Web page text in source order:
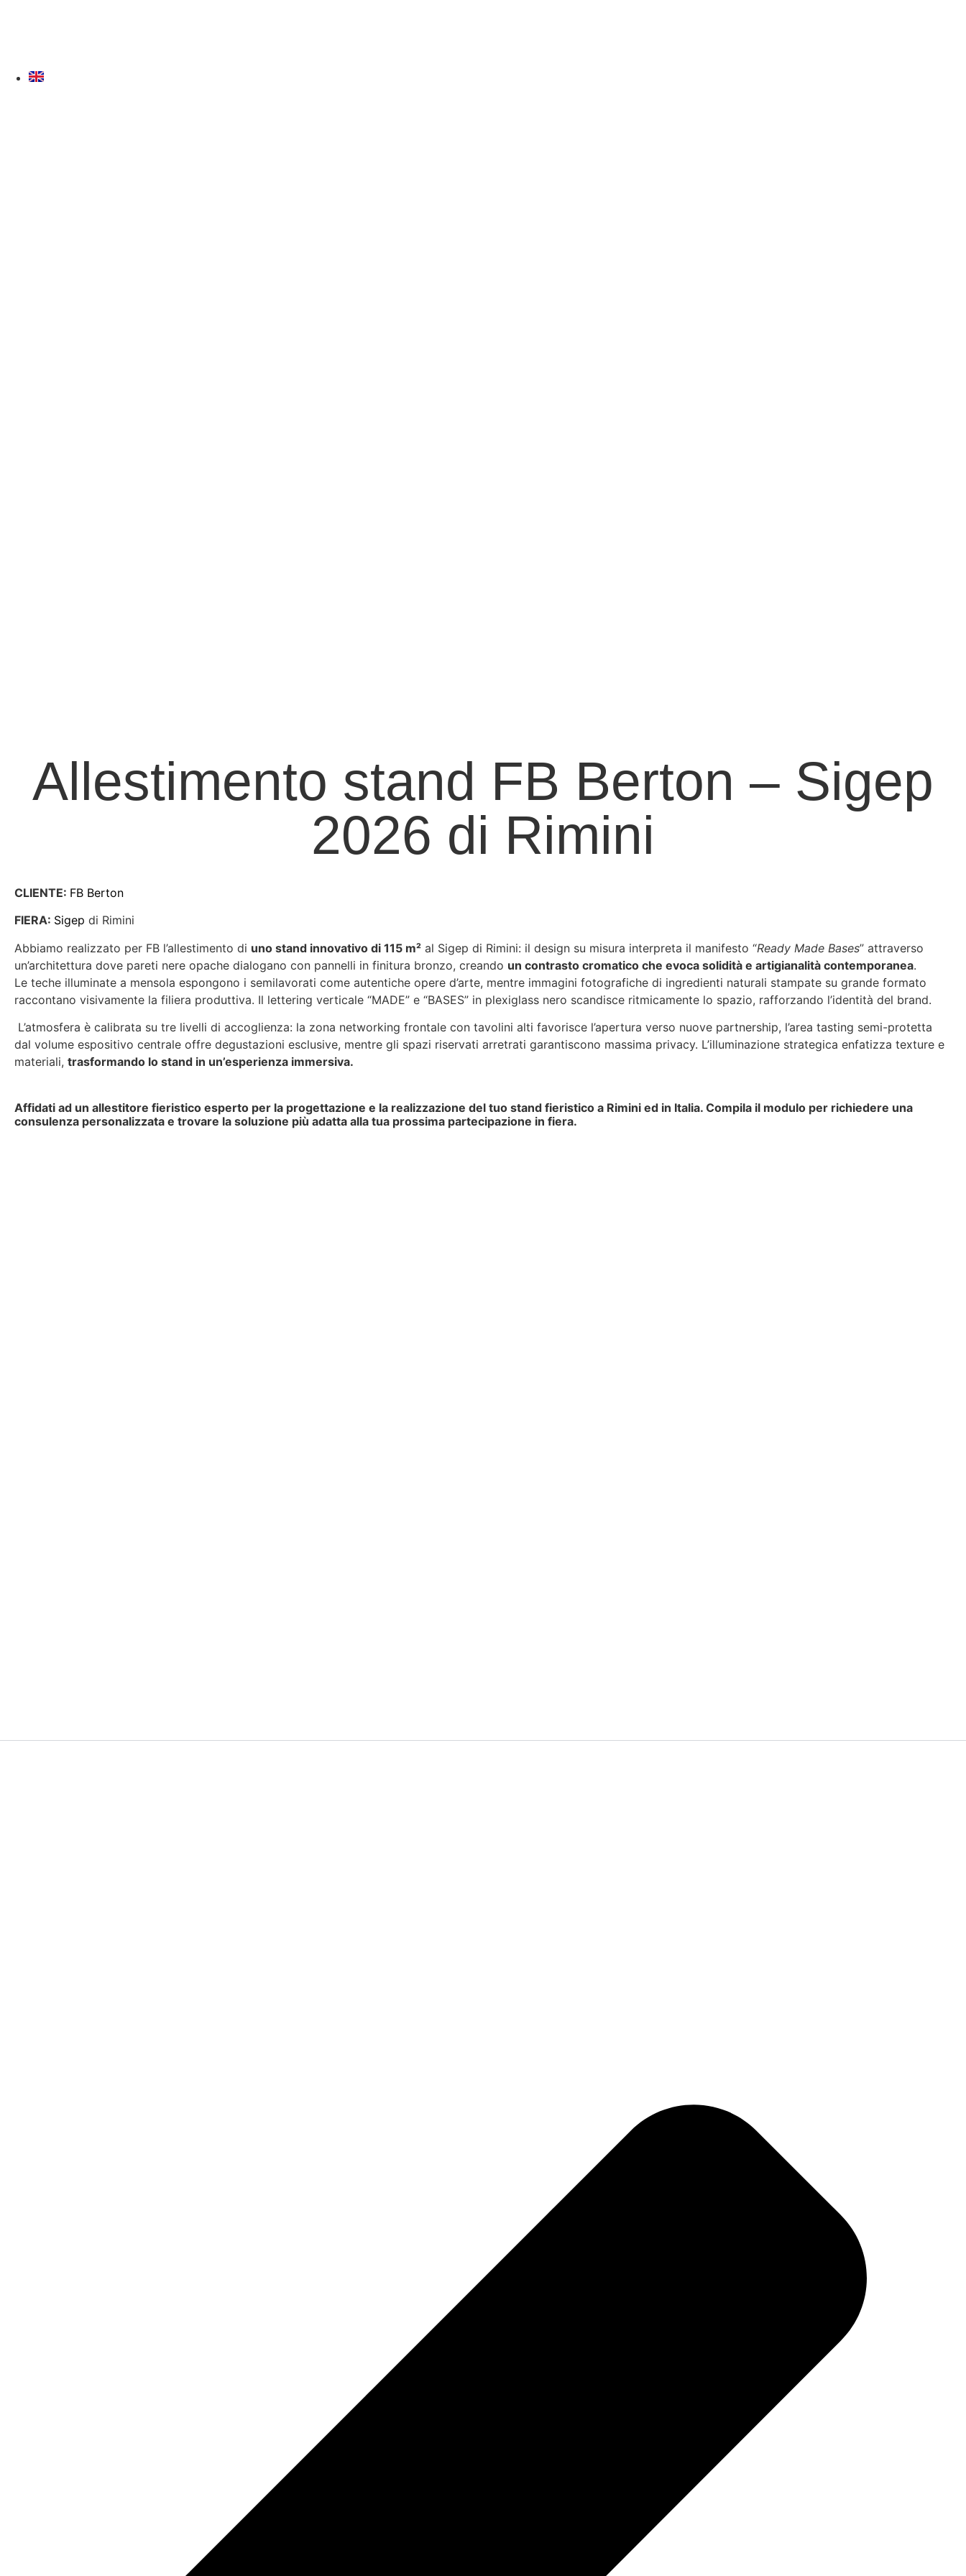
Allestimento stand FB Berton – Sigep
2026 di Rimini
CLIENTE: FB Berton
FIERA: Sigep di Rimini
Abbiamo realizzato per FB l’allestimento di uno stand innovativo di 115 m² al Sigep di Rimini: il design su misura interpreta il manifesto “Ready Made Bases” attraverso
un’architettura dove pareti nere opache dialogano con pannelli in finitura bronzo, creando un contrasto cromatico che evoca solidità e artigianalità contemporanea.
Le teche illuminate a mensola espongono i semilavorati come autentiche opere d’arte, mentre immagini fotografiche di ingredienti naturali stampate su grande formato
raccontano visivamente la filiera produttiva. Il lettering verticale “MADE” e “BASES” in plexiglass nero scandisce ritmicamente lo spazio, rafforzando l’identità del brand.
L’atmosfera è calibrata su tre livelli di accoglienza: la zona networking frontale con tavolini alti favorisce l’apertura verso nuove partnership, l’area tasting semi-protetta
dal volume espositivo centrale offre degustazioni esclusive, mentre gli spazi riservati arretrati garantiscono massima privacy. L’illuminazione strategica enfatizza texture e
materiali, trasformando lo stand in un’esperienza immersiva.
Affidati ad un allestitore fieristico esperto per la progettazione e la realizzazione del tuo stand fieristico a Rimini ed in Italia. Compila il modulo per richiedere una
consulenza personalizzata e trovare la soluzione più adatta alla tua prossima partecipazione in fiera.